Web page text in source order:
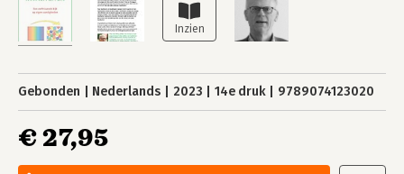
Gebonden Nederlands 2023 14e druk 9789074123020
€ 27,95